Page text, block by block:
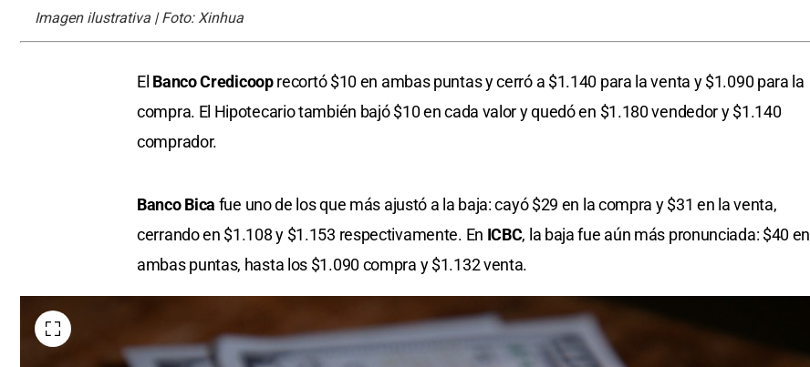
Imagen ilustrativa | Foto: Xinhua
El Banco Credicooprecortó $10 en ambas puntas y cerró a $1.140 para la venta y $1.090 para la
compra. El Hipotecario también bajó $10 en cada valor y quedó en $1.180 vendedor y $1.140
comprador.
Banco Bica fue uno de los que más ajustó a la baja: cayó $29 en la compra y $31 en la venta,
cerrando en $1.108 y $1.153 respectivamente. En ICBC, la baja fue aún más pronunciada: $40 en
ambas puntas, hasta los $1.090 compra y $1.132 venta.